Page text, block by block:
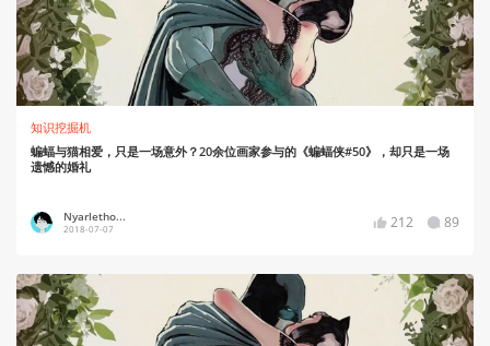
知识挖掘机
蝙蝠与猫相爱，只是一场意外？20余位画家参与的《蝙蝠侠#50》，却只是一场
遗憾的婚礼
Nyarletho...
2018-07-07 212 89